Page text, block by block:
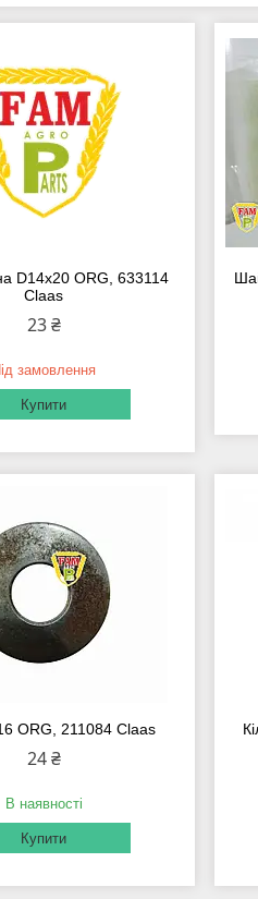
D14х20 ORG, 633114
Claas
23 ₴
замовлення
Купити
ORG, 211084 Claas
24 ₴
В наявності
Купити